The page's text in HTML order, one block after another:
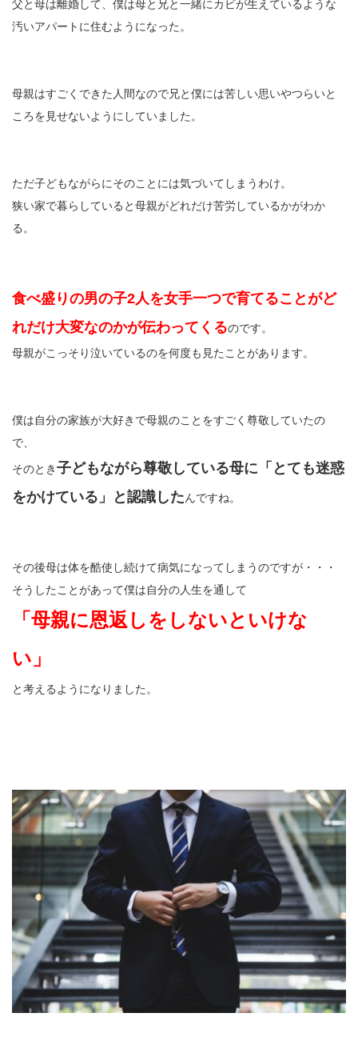
父と母は離婚して、僕は母と兄と一緒にカビが生えているような
汚いアパートに住むようになった。
母親はすごくできた人間なので兄と僕には苦しい思いやつらいと
ころを見せないようにしていました。
ただ子どもながらにそのことには気づいてしまうわけ。
狭い家で暮らしていると母親がどれだけ苦労しているかがわか
る。
食べ盛りの男の子2人を女手一つで育てることがど
れだけ大変なのかが伝わってくるのです。
母親がこっそり泣いているのを何度も見たことがあります。
僕は自分の家族が大好きで母親のことをすごく尊敬していたの
で、
そのとき子どもながら尊敬している母に「とても迷惑
をかけている」と認識したんですね。
その後母は体を酷使し続けて病気になってしまうのですが・・・
そうしたことがあって僕は自分の人生を通して
「母親に恩返しをしないといけな
い」
と考えるようになりました。